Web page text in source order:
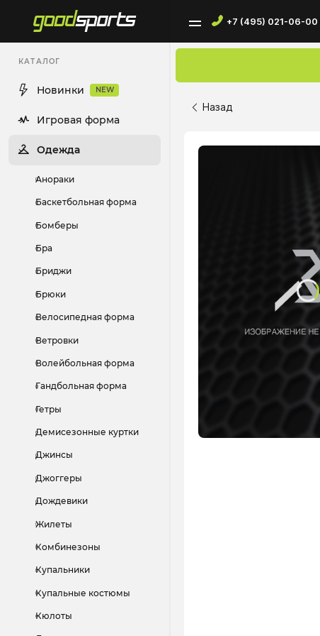
+7 (495) 021-06-00
КАТАЛОГ
Новинки NEW
Игровая форма
Одежда
Анораки
Баскетбольная форма
Бомберы
Бра
Бриджи
Брюки
Велосипедная форма
Ветровки
Волейбольная форма
Гандбольная форма
Гетры
Демисезонные куртки
Джинсы
Джоггеры
Дождевики
Жилеты
Комбинезоны
Купальники
Купальные костюмы
Кюлоты
Назад